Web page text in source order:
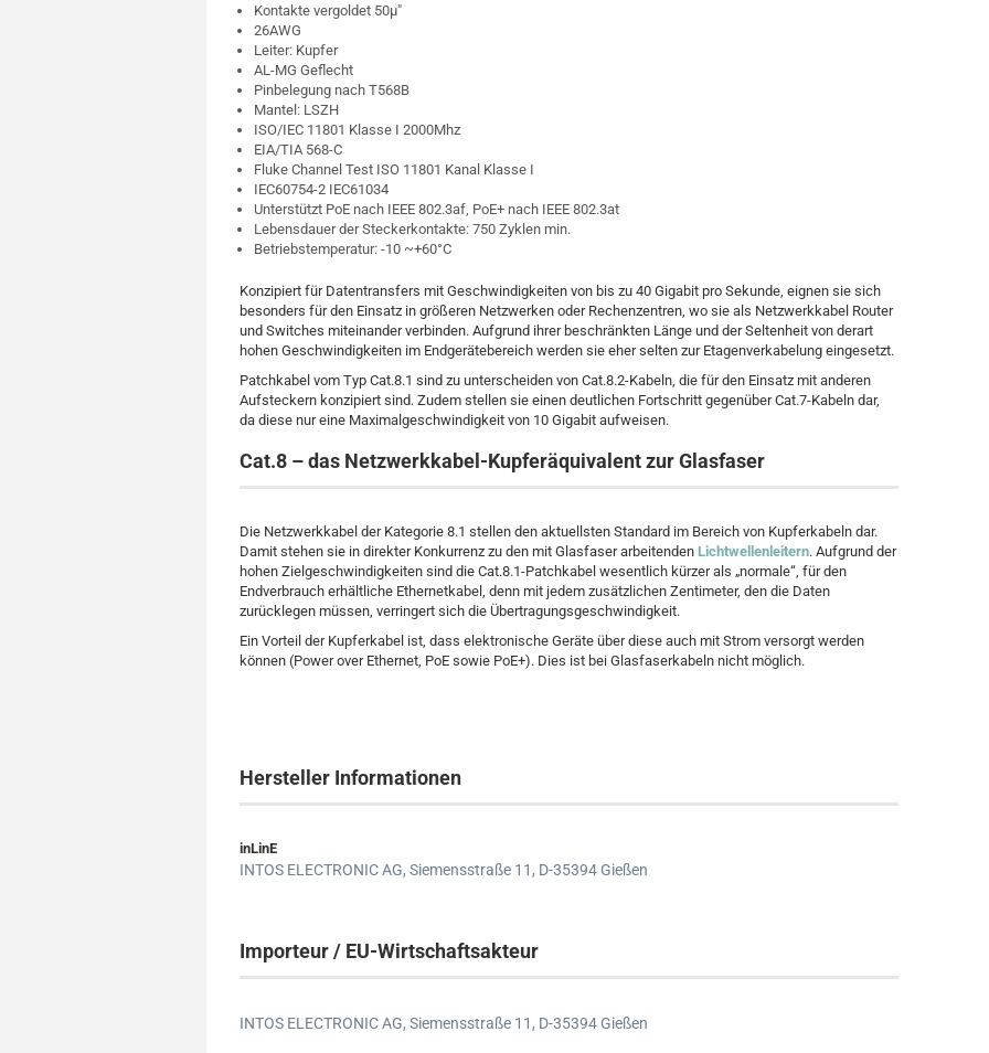
Kontakte vergoldet 50µ"
26AWG
Leiter: Kupfer
AL-MG Geflecht
Pinbelegung nach T568B
Mantel: LSZH
ISO/IEC 11801 Klasse I 2000Mhz
EIA/TIA 568-C
Fluke Channel Test ISO 11801 Kanal Klasse I
IEC60754-2 IEC61034
Unterstützt PoE nach IEEE 802.3af, PoE+ nach IEEE 802.3at
Lebensdauer der Steckerkontakte: 750 Zyklen min.
Betriebstemperatur: -10 ~+60°C
Konzipiert für Datentransfers mit Geschwindigkeiten von bis zu 40 Gigabit pro Sekunde, eignen sie sich
besonders für den Einsatz in größeren Netzwerken oder Rechenzentren, wo sie als Netzwerkkabel Router
und Switches miteinander verbinden. Aufgrund ihrer beschränkten Länge und der Seltenheit von derart
hohen Geschwindigkeiten im Endgerätebereich werden sie eher selten zur Etagenverkabelung eingesetzt.
Patchkabel vom Typ Cat.8.1 sind zu unterscheiden von Cat.8.2-Kabeln, die für den Einsatz mit anderen
Aufsteckern konzipiert sind. Zudem stellen sie einen deutlichen Fortschritt gegenüber Cat.7-Kabeln dar,
da diese nur eine Maximalgeschwindigkeit von 10 Gigabit aufweisen.
Cat.8 – das Netzwerkkabel-Kupferäquivalent zur Glasfaser
Die Netzwerkkabel der Kategorie 8.1 stellen den aktuellsten Standard im Bereich von Kupferkabeln dar.
Damit stehen sie in direkter Konkurrenz zu den mit Glasfaser arbeitenden Lichtwellenleitern. Aufgrund der
hohen Zielgeschwindigkeiten sind die Cat.8.1-Patchkabel wesentlich kürzer als „normale“, für den
Endverbrauch erhältliche Ethernetkabel, denn mit jedem zusätzlichen Zentimeter, den die Daten
zurücklegen müssen, verringert sich die Übertragungsgeschwindigkeit.
Ein Vorteil der Kupferkabel ist, dass elektronische Geräte über diese auch mit Strom versorgt werden
können (Power over Ethernet, PoE sowie PoE+). Dies ist bei Glasfaserkabeln nicht möglich.
Hersteller Informationen
inLinE
INTOS ELECTRONIC AG, Siemensstraße 11, D-35394 Gießen
Importeur / EU-Wirtschaftsakteur
INTOS ELECTRONIC AG, Siemensstraße 11, D-35394 Gießen